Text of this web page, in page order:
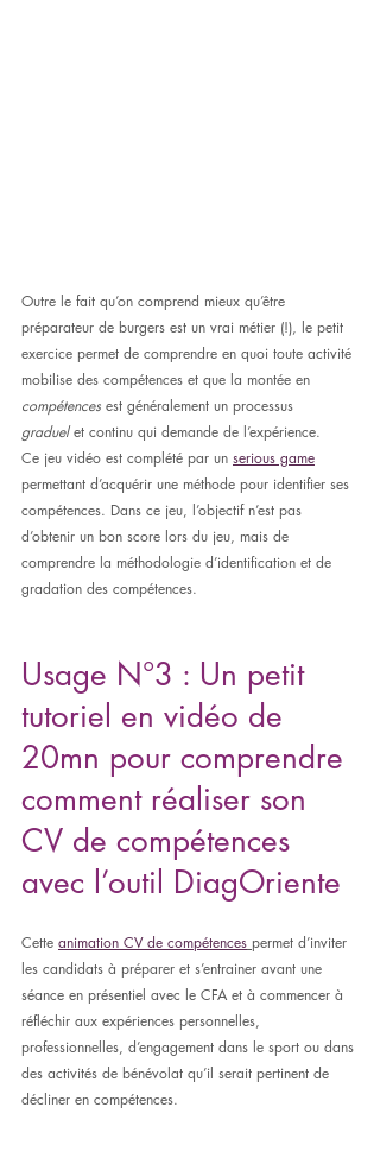
Outre le fait qu’on comprend mieux qu’être
préparateur de burgers est un vrai métier (!), le petit
exercice permet de comprendre en quoi toute activité
mobilise des compétences et que la montée en
compétences est généralement un processus
graduel et continu qui demande de l’expérience.
Ce jeu vidéo est complété par un serious game
permettant d’acquérir une méthode pour identifier ses
compétences. Dans ce jeu, l’objectif n’est pas
d’obtenir un bon score lors du jeu, mais de
comprendre la méthodologie d’identification et de
gradation des compétences.
Usage N°3 : Un petit
tutoriel en vidéo de
20mn pour comprendre
comment réaliser son
CV de compétences
avec l’outil DiagOriente
Cette animation CV de compétences permet d’inviter
les candidats à préparer et s’entrainer avant une
séance en présentiel avec le CFA et à commencer à
réfléchir aux expériences personnelles,
professionnelles, d’engagement dans le sport ou dans
des activités de bénévolat qu’il serait pertinent de
décliner en compétences.